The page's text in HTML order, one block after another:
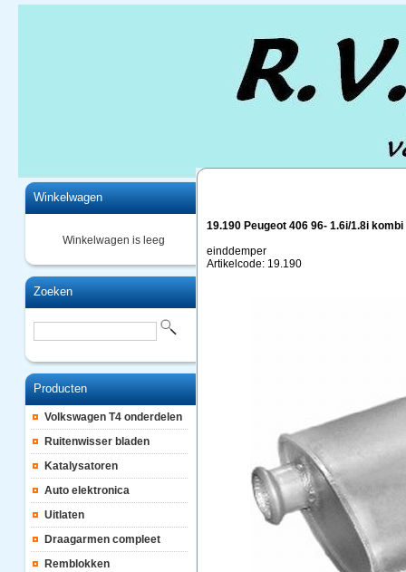
Winkelwagen
Winkelwagen is leeg
Zoeken
Producten
Volkswagen T4 onderdelen
Ruitenwisser bladen
Katalysatoren
Auto elektronica
Uitlaten
Draagarmen compleet
Remblokken
19.190 Peugeot 406 96- 1.6i/1.8i
einddemper
Artikelcode: 19.190